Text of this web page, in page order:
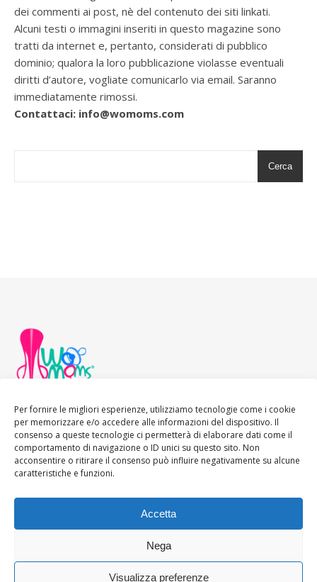
Per fornire le migliori esperienze, utilizziamo tecnologie come i cookie
per memorizzare e/o accedere alle informazioni del dispositivo. Il
consenso a queste tecnologie ci permetterà di elaborare dati come il
comportamento di navigazione o ID unici su questo sito. Non
acconsentire o ritirare il consenso può influire negativamente su alcune
caratteristiche e funzioni.
Accetta
Nega
Visualizza preferenze
dei commenti ai post, nè del contenuto dei siti linkati.
Alcuni testi o immagini inseriti in questo magazine sono
tratti da internet e, pertanto, considerati di pubblico
dominio; qualora la loro pubblicazione violasse eventuali
diritti d’autore, vogliate comunicarlo via email. Saranno
immediatamente rimossi.
Contattaci: info@womoms.com
Cerca
About
Royal.